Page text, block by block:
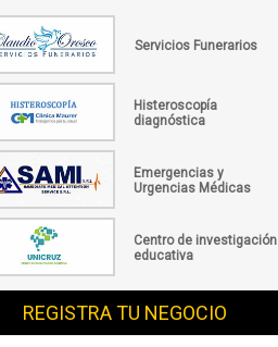
Servicios Funerarios
Histeroscopía
diagnóstica
Emergencias y
Urgencias Médicas
Centro de investigación
educativa
REGISTRA TU NEGOCIO